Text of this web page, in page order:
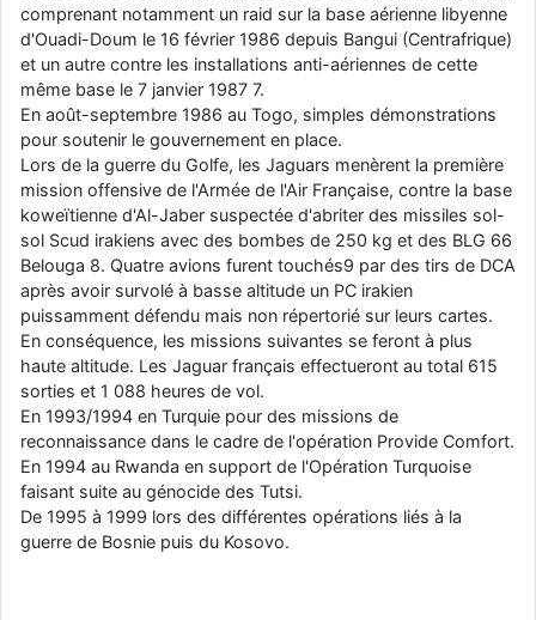
comprenant notamment un raid sur la base aérienne libyenne
d'Ouadi-Doum le 16 février 1986 depuis Bangui (Centrafrique)
et un autre contre les installations anti-aériennes de cette
même base le 7 janvier 1987 7.
En août-septembre 1986 au Togo, simples démonstrations
pour soutenir le gouvernement en place.
Lors de la guerre du Golfe, les Jaguars menèrent la première
mission offensive de l'Armée de l'Air Française, contre la base
koweïtienne d'Al-Jaber suspectée d'abriter des missiles sol-
sol Scud irakiens avec des bombes de 250 kg et des BLG 66
Belouga 8. Quatre avions furent touchés9 par des tirs de DCA
après avoir survolé à basse altitude un PC irakien
puissamment défendu mais non répertorié sur leurs cartes.
En conséquence, les missions suivantes se feront à plus
haute altitude. Les Jaguar français effectueront au total 615
sorties et 1 088 heures de vol.
En 1993/1994 en Turquie pour des missions de
reconnaissance dans le cadre de l'opération Provide Comfort.
En 1994 au Rwanda en support de l'Opération Turquoise
faisant suite au génocide des Tutsi.
De 1995 à 1999 lors des différentes opérations liés à la
guerre de Bosnie puis du Kosovo.